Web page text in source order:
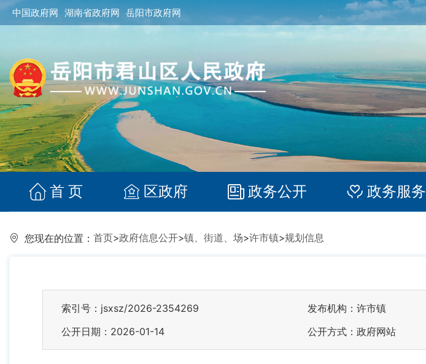
中国政府网 湖南省政府网 岳阳市政府网
首 页 区政府 政务公开 政务服务
您现在的位置： 首页>政府信息公开>镇、街道、场>许市镇>规划信息
索引号：jsxsz/2026-2354269 发布机构：许市镇
公开日期：2026-01-14
公开方式：政府网站